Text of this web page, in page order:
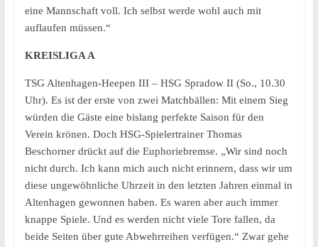
eine Mannschaft voll. Ich selbst werde wohl auch mit
auflaufen müssen.“
KREISLIGA A
TSG Altenhagen-Heepen III – HSG Spradow II (So., 10.30
Uhr). Es ist der erste von zwei Matchbällen: Mit einem Sieg
würden die Gäste eine bislang perfekte Saison für den
Verein krönen. Doch HSG-Spielertrainer Thomas
Beschorner drückt auf die Euphoriebremse. „Wir sind noch
nicht durch. Ich kann mich auch nicht erinnern, dass wir um
diese ungewöhnliche Uhrzeit in den letzten Jahren einmal in
Altenhagen gewonnen haben. Es waren aber auch immer
knappe Spiele. Und es werden nicht viele Tore fallen, da
beide Seiten über gute Abwehrreihen verfügen.“ Zwar gehe